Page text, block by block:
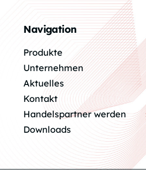
Navigation
Produkte
Unternehmen
Aktuelles
Kontakt
Handelspartner werden
Downloads